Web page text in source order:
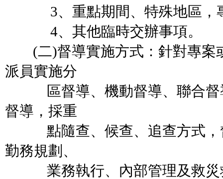
3、重點期間、特殊地區，
4、其他臨時交辦事項。
(二)督導實施方式：針對專案
派員實施分
區督導、機動督導、聯合督
督導，採重
點隨查、候查、追查方式，
勤務規劃、
業務執行、內部管理及救災